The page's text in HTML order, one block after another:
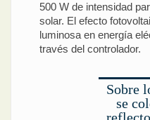
500 W de intensidad
solar. El efecto
luminosa en energía
través del controlador.
Sobre
se